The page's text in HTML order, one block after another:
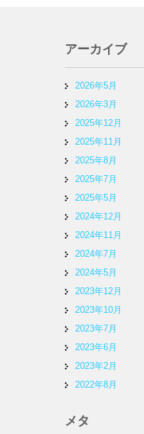
アーカイブ
2026年5月
2026年3月
2025年12月
2025年11月
2025年8月
2025年7月
2025年5月
2024年12月
2024年11月
2024年7月
2024年5月
2023年12月
2023年10月
2023年7月
2023年6月
2023年2月
2022年8月
メタ